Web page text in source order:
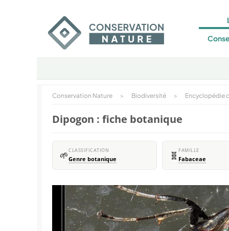
Conservation Nature > Biodiversité > Encyclopédie
Dipogon : fiche botanique
🌱CLASSIFICATION
Genre botanique 🧬 FAMILLE
Fabaceae